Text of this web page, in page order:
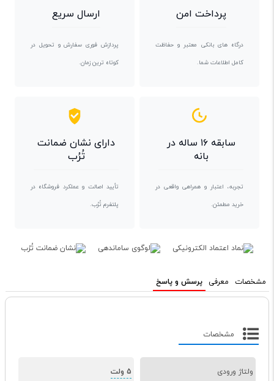
پرداخت امن
درگاه های بانکی معتبر و حفاظت
کامل اطلاعات شما.
ارسال سریع
پردازش فوری سفارش و تحویل در
کوتاه ترین زمان.
سابقه ۱۶ ساله در
بانه
تجربه، اعتبار و همراهی واقعی در
خرید مطمئن.
دارای نشان ضمانت
تُرُب
تأیید اصالت و عملکرد فروشگاه در
پلتفرم تُرُب.
مشخصات معرفی پرسش و پاسخ
مشخصات
ولتاژ ورودی 5 ولت